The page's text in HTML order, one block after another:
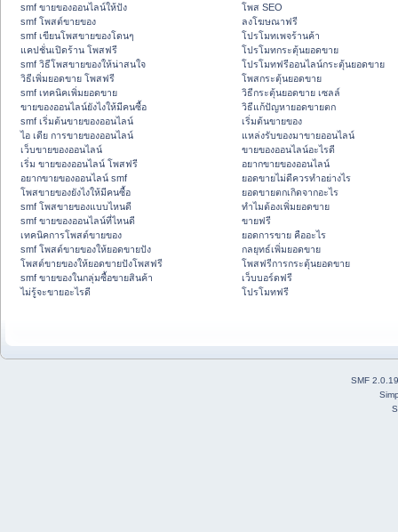
smf ขายของออนไลน์ให้ปัง
smf โพสต์ขายของ
smf เขียนโพสขายของโดนๆ
แคปชั่นเปิดร้าน โพสฟรี
smf วิธีโพสขายของให้น่าสนใจ
วิธีเพิ่มยอดขาย โพสฟรี
smf เทคนิคเพิ่มยอดขาย
ขายของออนไลน์ยังไงให้มีคนซื้อ
smf เริ่มต้นขายของออนไลน์
ไอ เดีย การขายของออนไลน์
เว็บขายของออนไลน์
เริ่ม ขายของออนไลน์ โพสฟรี
อยากขายของออนไลน์ smf
โพสขายของยังไงให้มีคนซื้อ
smf โพสขายของแบบไหนดี
smf ขายของออนไลน์ที่ไหนดี
เทคนิคการโพสต์ขายของ
smf โพสต์ขายของให้ยอดขายปัง
โพสต์ขายของให้ยอดขายปังโพสฟรี
smf ขายของในกลุ่มซื้อขายสินค้า
ไม่รู้จะขายอะไรดี
โพส SEO
ลงโฆษณาฟรี
โปรโมทเพจร้านค้า
โปรโมทกระตุ้นยอดขาย
โปรโมทฟรีออนไลน์กระตุ้นยอดขาย
โพสกระตุ้นยอดขาย
วิธีกระตุ้นยอดขาย เซลล์
วิธีแก้ปัญหายอดขายตก
เริ่มต้นขายของ
แหล่งรับของมาขายออนไลน์
ขายของออนไลน์อะไรดี
อยากขายของออนไลน์
ยอดขายไม่ดีควรทำอย่างไร
ยอดขายตกเกิดจากอะไร
ทำไมต้องเพิ่มยอดขาย
ขายฟรี
ยอดการขาย คืออะไร
กลยุทธ์เพิ่มยอดขาย
โพสฟรีการกระตุ้นยอดขาย
เว็บบอร์ดฟรี
โปรโมทฟรี
SMF 2.0.19